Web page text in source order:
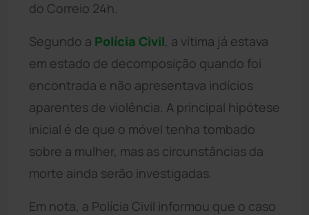
do Correio 24h.
Segundo a Polícia Civil, a vítima já estava
em estado de decomposição quando foi
encontrada e não apresentava indícios
aparentes de violência. A principal hipótese
inicial é de que o móvel tenha tombado
sobre a mulher, mas as circunstâncias da
morte ainda serão investigadas.
Em nota, a Polícia Civil informou que o caso